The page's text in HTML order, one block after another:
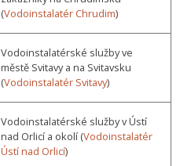
(Vodoinstalatér Chrudim)
Vodoinstalatérské služby ve
městě Svitavy a na Svitavsku
(Vodoinstalatér Svitavy)
Vodoinstalatérské služby v Ústí
nad Orlicí a okolí (Vodoinstalatér
Ústí nad Orlicí)